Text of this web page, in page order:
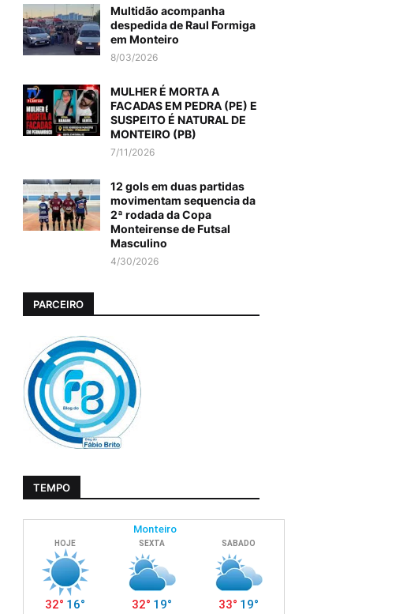
Multidão acompanha
despedida de Raul Formiga
em Monteiro
8/03/2026
MULHER É MORTA A
FACADAS EM PEDRA (PE) E
SUSPEITO É NATURAL DE
MONTEIRO (PB)
7/11/2026
12 gols em duas partidas
movimentam sequencia da
2ª rodada da Copa
Monteirense de Futsal
Masculino
4/30/2026
PARCEIRO
TEMPO